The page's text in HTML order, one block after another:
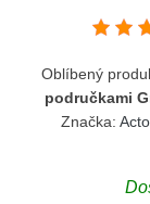
Oblíbený
područkami
Značka: